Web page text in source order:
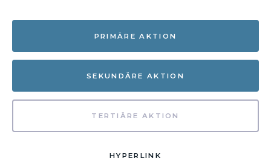
PRIMÄRE AKTION
SEKUNDÄRE AKTION
TERTIÄRE AKTION
HYPERLINK